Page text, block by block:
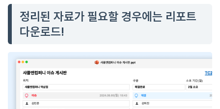
정리된 자료가 필요할 경우에는 리포트
다운로드!